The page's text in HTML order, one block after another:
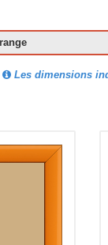
Les dimensions